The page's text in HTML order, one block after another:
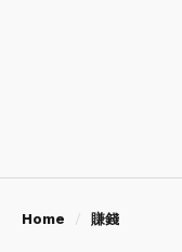
Home 賺錢